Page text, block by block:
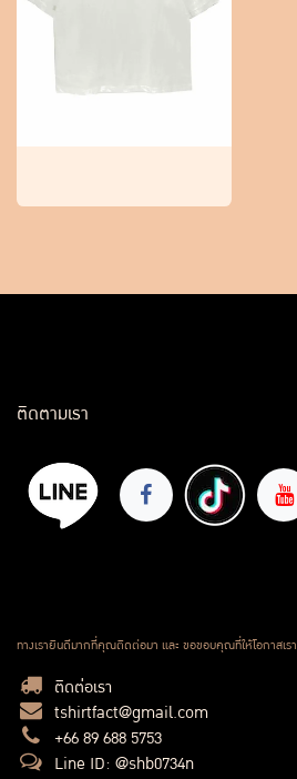
ติดตามเรา
ทางเรายินดีมากที่คุณติดต่อมา และ ขอขอบคุณที่ให้โอกาสเรา
ติดต่อเรา
tshirtfact@gmail.com
+66 89 688 5753
Line ID: @shb0734n